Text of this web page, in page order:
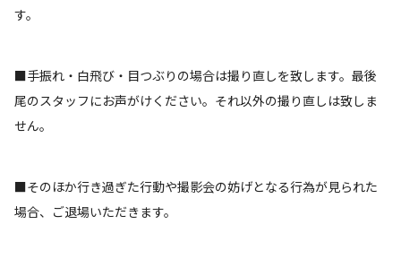
す。
■手振れ・白飛び・目つぶりの場合は撮り直しを致します。最後
尾のスタッフにお声がけください。それ以外の撮り直しは致しま
せん。
■そのほか行き過ぎた行動や撮影会の妨げとなる行為が見られた
場合、ご退場いただきます。